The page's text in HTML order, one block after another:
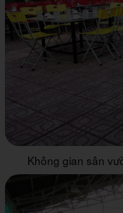
Không gian sân